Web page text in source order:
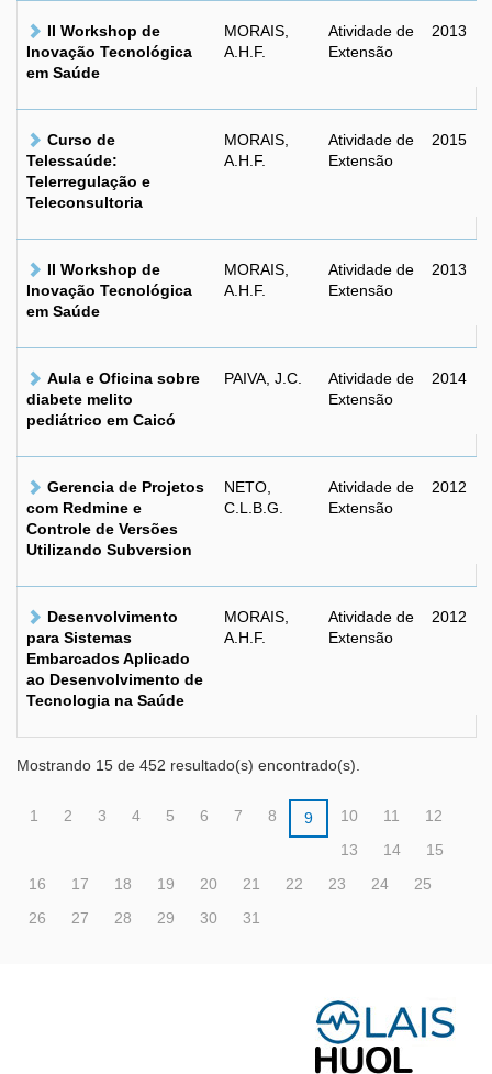
II Workshop de
Inovação Tecnológica
em Saúde
MORAIS,
A.H.F.
Atividade de
Extensão
2013
Curso de
Telessaúde:
Telerregulação e
Teleconsultoria
MORAIS,
A.H.F.
Atividade de
Extensão
2015
II Workshop de
Inovação Tecnológica
em Saúde
MORAIS,
A.H.F.
Atividade de
Extensão
2013
Aula e Oficina sobre
diabete melito
pediátrico em Caicó
PAIVA, J.C.
Atividade de
Extensão
2014
Gerencia de Projetos
com Redmine e
Controle de Versões
Utilizando Subversion
NETO,
C.L.B.G.
Atividade de
Extensão
2012
Desenvolvimento
para Sistemas
Embarcados Aplicado
ao Desenvolvimento de
Tecnologia na Saúde
MORAIS,
A.H.F.
Atividade de
Extensão
2012
Mostrando 15 de 452 resultado(s) encontrado(s).
1 2 3 4 5 6 7 8 9 10 11
12
13
14
15
16
17 18 19 20 21 22 23 24
25
26
27 28 29 30 31